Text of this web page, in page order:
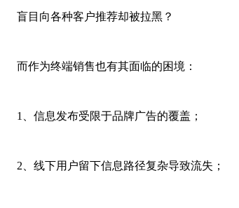
盲目向各种客户推荐却被拉黑？
而作为终端销售也有其面临的困境：
1、信息发布受限于品牌广告的覆盖；
2、线下用户留下信息路径复杂导致流失；